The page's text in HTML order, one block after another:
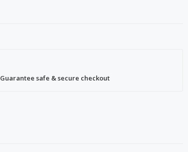
Guarantee safe & secure checkout